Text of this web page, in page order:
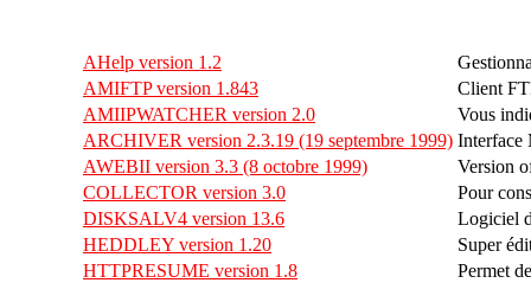
AHelp version 1.2
AMIFTP version 1.843
Client
AMIIPWATCHER version 2.0
Vous
ARCHIVER version 2.3.19 (19 septembre 1999) Interface
AWEBII version 3.3 (8 octobre 1999)
Version
COLLECTOR version 3.0
Pour
DISKSALV4 version 13.6
Logiciel
HEDDLEY version 1.20
Super
HTTPRESUME version 1.8
Permet